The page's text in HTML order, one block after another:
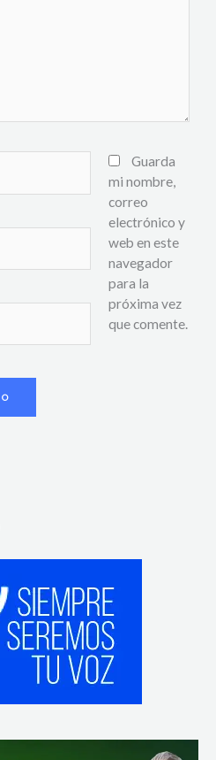
Guarda
mi nombre,
correo
electrónico y
web en este
navegador
para la
próxima vez
que comente.